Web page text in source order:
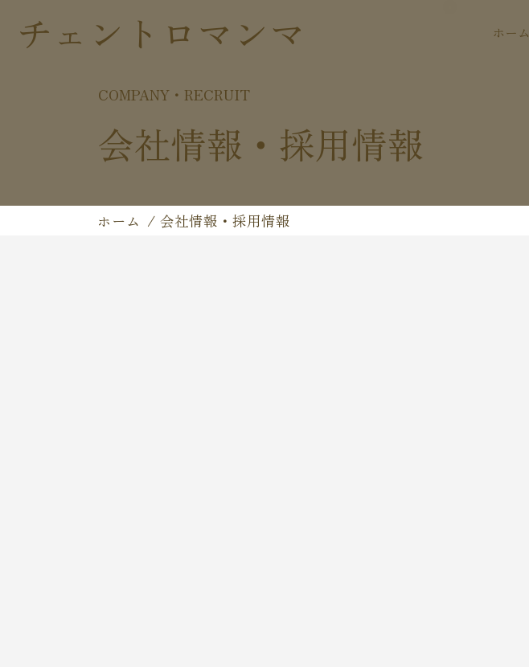
チェントロマンマ ホーム
COMPANY・RECRUIT
会社情報・採用情報
ホーム / 会社情報・採用情報